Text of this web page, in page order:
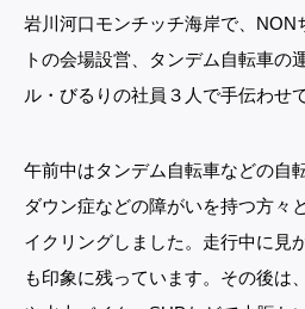
岩川河口モンチッチ海岸で、NON
トの会場設営、タンデム自転車の
ル・びるりの社員３人で手伝わせ
午前中はタンデム自転車などの自
ダウン症などの障がいを持つ方々
イクリングしました。走行中に見
も印象に残っています。その後は